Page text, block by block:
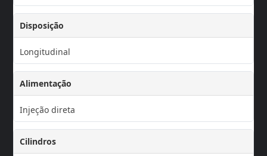
Disposição
Longitudinal
Alimentação
Injeção direta
Cilindros